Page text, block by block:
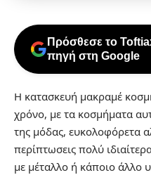
Πρόσθεσε το
πηγή στη Google
Η κατασκευή μακραμέ
χρόνο, με τα κοσμήματα
της μόδας, ευκολοφόρετα
περίπτωσεις πολύ
με μέταλλο ή κάποιο άλλο